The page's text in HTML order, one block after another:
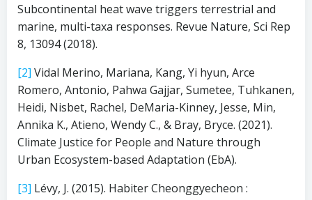
Subcontinental heat wave triggers terrestrial and
marine, multi-taxa responses. Revue Nature, Sci Rep
8, 13094 (2018).
[2] Vidal Merino, Mariana, Kang, Yi hyun, Arce
Romero, Antonio, Pahwa Gajjar, Sumetee, Tuhkanen,
Heidi, Nisbet, Rachel, DeMaria-Kinney, Jesse, Min,
Annika K., Atieno, Wendy C., & Bray, Bryce. (2021).
Climate Justice for People and Nature through
Urban Ecosystem-based Adaptation (EbA).
[3] Lévy, J. (2015). Habiter Cheonggyecheon :